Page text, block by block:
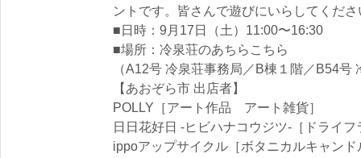
ントです。皆さんで遊びにいらしてくださ
■日時：9月17日（土）11:00〜16:30
■場所：冷泉荘のあちらこちら
（A12号 冷泉荘事務局／B棟１階／B54号
【あおぞら市 出店者】
POLLY［アート作品 アート雑貨］
日日花好日 -ヒビハナコウジツ-［ドライフ
ippoアップサイクル［ボタニカルキャン